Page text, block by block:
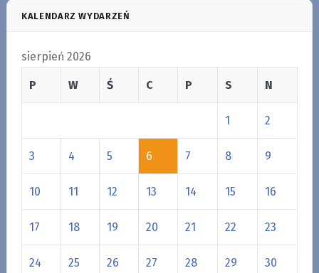
KALENDARZ WYDARZEŃ
sierpień 2026
P W Ś C P S N
1 2
3 4 5 6 7 8 9
10 11 12 13 14 15 16
17 18 19 20 21 22 23
24 25 26 27 28 29 30